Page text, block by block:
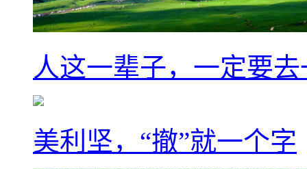
人这一辈子，一定要
美利坚，“撤”就一个字